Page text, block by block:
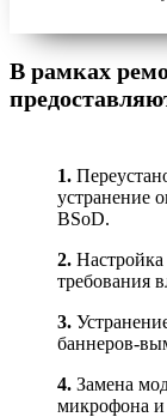
В рамках
1.
устранение
BSoD.
2. Настройка
требования
3.
баннеров-
4. Замена
микрофона и